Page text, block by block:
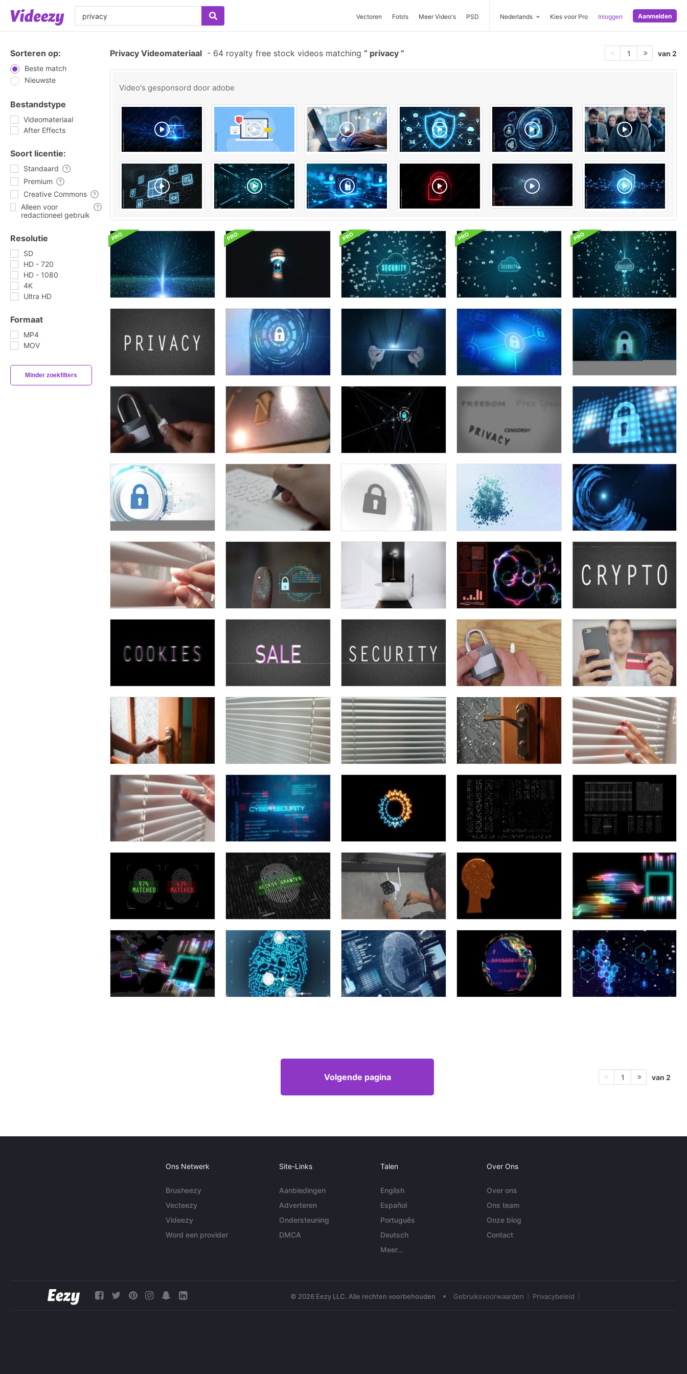
Vectoren Foto‘s Meer Video's PSD Nederlands Kies voor Pro Inloggen Aanmelden
Sorteren op:
Beste match
Nieuwste
Bestandstype
Videomateriaal
After Effects
Soort licentie:
Standaard
Premium
Creative Commons
Alleen voor
redactioneel gebruik
Resolutie
SD
HD - 720
HD - 1080
4K
Ultra HD
Formaat
MP4
MOV
Minder zoekfilters
Privacy Videomateriaal - 64 royalty free stock videos matching privacy 1 van 2
Video's gesponsord door adobe
Volgende pagina 1 van 2
Ons Netwerk
Brusheezy
Vecteezy
Videezy
Word een provider
Site-Links
Aanbiedingen
Adverteren
Ondersteuning
DMCA
Talen
English
Español
Português
Deutsch
Meer...
Over Ons
Over ons
Ons team
Onze blog
Contact
© 2026 Eezy LLC. Alle rechten voorbehouden • Gebruiksvoorwaarden Privacybeleid